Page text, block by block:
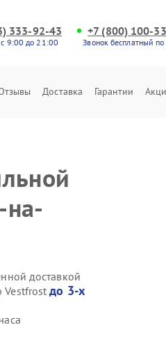
333-92-43
9:00 до 21:00
+7 (800) 100-
Звонок бесплатный
Доставка Гарантии
на-
доставкой
Vestfrostдо 3-х